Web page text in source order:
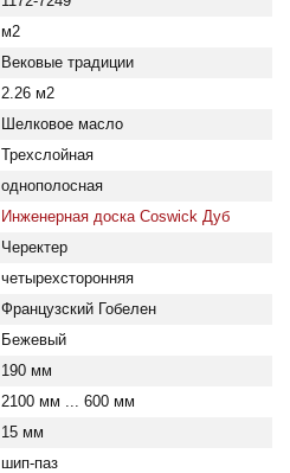
м2
Вековые традиции
2.26 м2
Шелковое масло
Трехслойная
однополосная
Инженерная доска Coswick Дуб
Черектер
четырехсторонняя
Французский Гобелен
Бежевый
190 мм
2100 мм ... 600 мм
15 мм
шип-паз